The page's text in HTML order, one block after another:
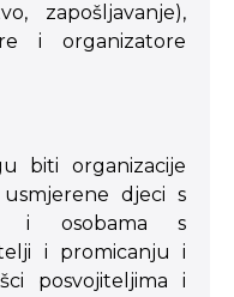
zapošljavanje),
i organizatore
biti organizacije
djeci s
i osobama s
i promicanju i
posvojiteljima i